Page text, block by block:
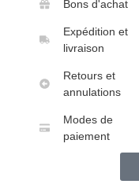
Bons d'achat
Expédition et
livraison
Retours et
annulations
Modes de
paiement